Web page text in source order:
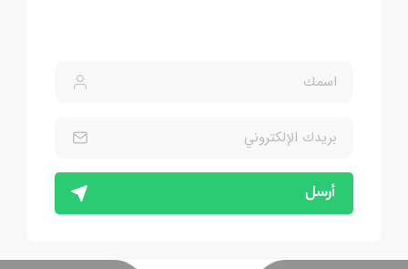
أرسل